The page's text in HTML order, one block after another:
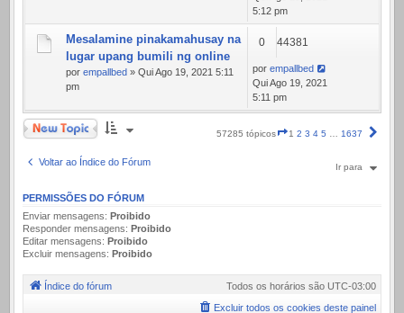
5:12 pm
Mesalamine pinakamahusay na
lugar upang bumili ng online
por empallbed » Qui Ago 19, 2021 5:11
pm
0 44381
por empallbed
Qui Ago 19, 2021
5:11 pm
Novo Tópico
57285 tópicos
Página
1 2 3 4 5 … 1637
Voltar ao Índice do Fórum Ir para
PERMISSÕES DO FÓRUM
Enviar mensagens: Proibido
Responder mensagens: Proibido
Editar mensagens: Proibido
Excluir mensagens: Proibido
Índice do fórum Todos os horários são UTC-03:00
Excluir todos os cookies deste painel